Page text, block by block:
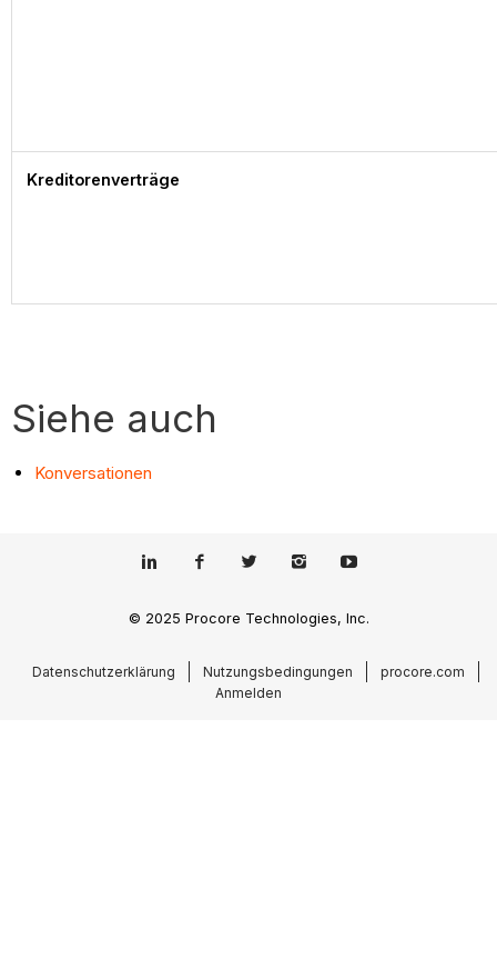
Kreditorenverträge
Siehe auch
Konversationen
© 2025 Procore Technologies, Inc.
Datenschutzerklärung Nutzungsbedingungen
procore.com
Anmelden